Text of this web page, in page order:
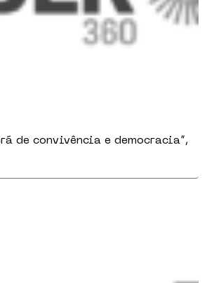
de convivência e democracia”,